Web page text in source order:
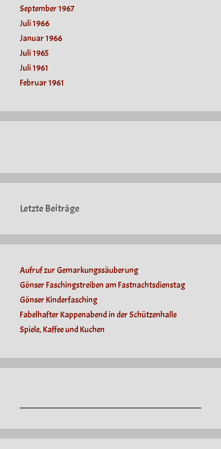
September 1967
Juli 1966
Januar 1966
Juli 1965
Juli 1961
Februar 1961
Letzte Beiträge
Aufruf zur Gemarkungssäuberung
Gönser Faschingstreiben am Fastnachtsdienstag
Gönser Kinderfasching
Fabelhafter Kappenabend in der Schützenhalle
Spiele, Kaffee und Kuchen